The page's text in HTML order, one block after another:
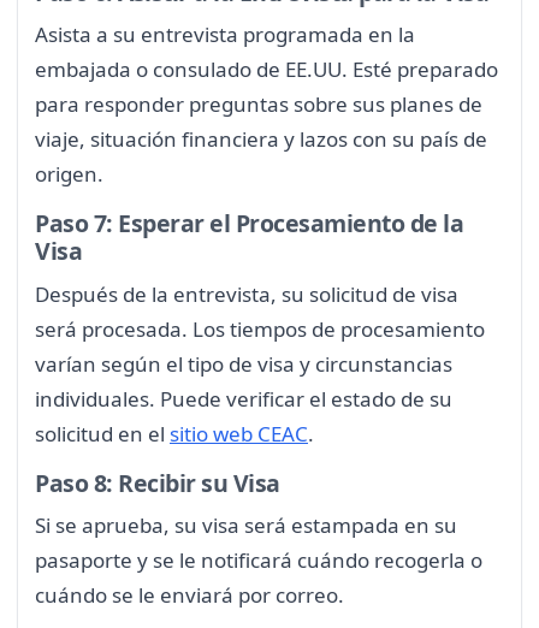
Asista a su entrevista programada en la
embajada o consulado de EE.UU. Esté preparado
para responder preguntas sobre sus planes de
viaje, situación financiera y lazos con su país de
origen.
Paso 7: Esperar el Procesamiento de la
Visa
Después de la entrevista, su solicitud de visa
será procesada. Los tiempos de procesamiento
varían según el tipo de visa y circunstancias
individuales. Puede verificar el estado de su
solicitud en el sitio web CEAC.
Paso 8: Recibir su Visa
Si se aprueba, su visa será estampada en su
pasaporte y se le notificará cuándo recogerla o
cuándo se le enviará por correo.